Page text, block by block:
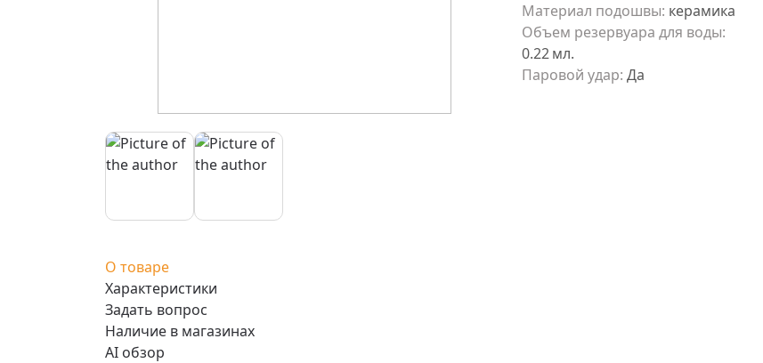
Материал подошвы: керамика
Объeм резервуара для воды:
0.22мл.
Паровой удар: Да
О товаре
Характеристики
Задать вопрос
Наличие в магазинах
AI обзор